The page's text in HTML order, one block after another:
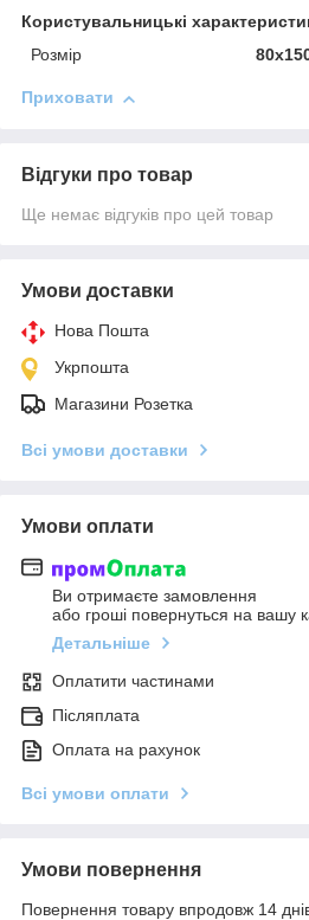
Користувальницькі
Розмір
Приховати
Відгуки про товар
Ще немає відгуків про цей товар
Умови доставки
Нова Пошта
Укрпошта
Магазини Розетка
Всі умови доставки
Умови оплати
Ви отримаєте замовлення
або гроші повернуться на вашу
Детальніше
Оплатити частинами
Післяплата
Оплата на рахунок
Всі умови оплати
Умови повернення
Повернення товару впродовж 14